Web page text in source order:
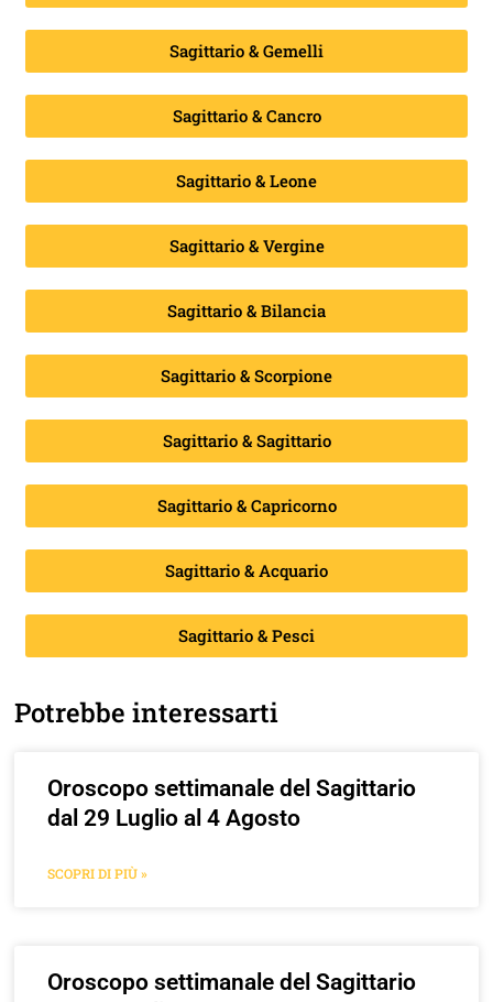
Sagittario & Gemelli
Sagittario & Cancro
Sagittario & Leone
Sagittario & Vergine
Sagittario & Bilancia
Sagittario & Scorpione
Sagittario & Sagittario
Sagittario & Capricorno
Sagittario & Acquario
Sagittario & Pesci
Potrebbe interessarti
Oroscopo settimanale del Sagittario
dal 29 Luglio al 4 Agosto
SCOPRI DI PIÙ »
Oroscopo settimanale del Sagittario